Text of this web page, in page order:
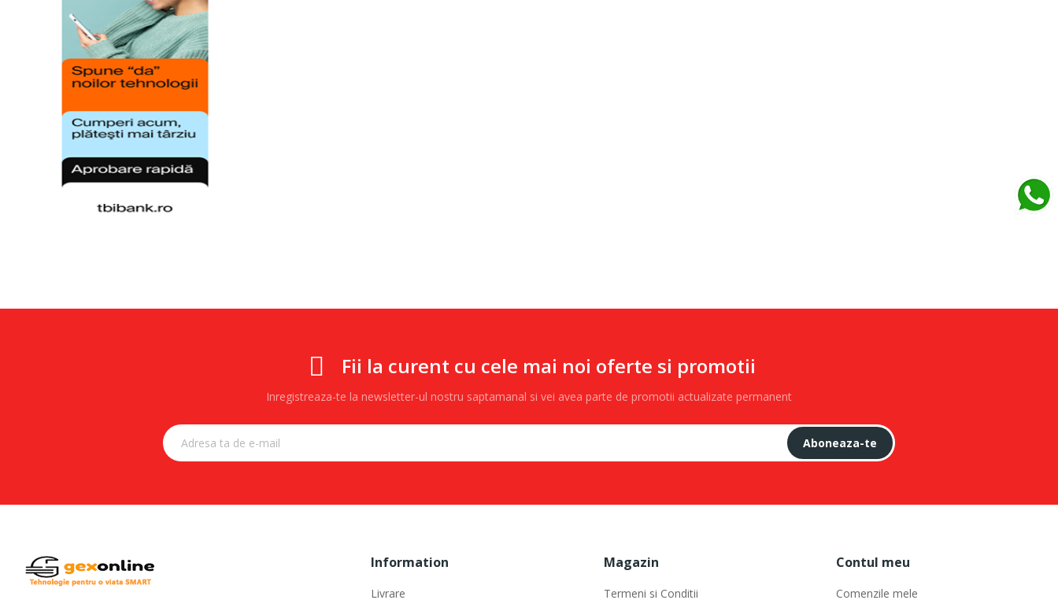
Fii la curent cu cele mai noi oferte si promotii
Inregistreaza-te la newsletter-ul nostru saptamanal si vei avea parte de promotii actualizate permanent
Aboneaza-te
Information
Livrare
Magazin
Termeni si Conditii
Contul meu
Comenzile mele